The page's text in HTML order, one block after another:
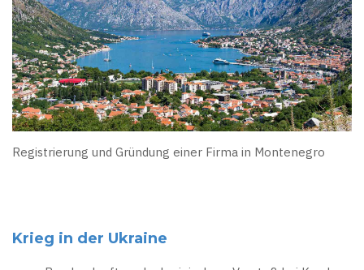
Registrierung und Gründung einer Firma in Montenegro
Krieg in der Ukraine